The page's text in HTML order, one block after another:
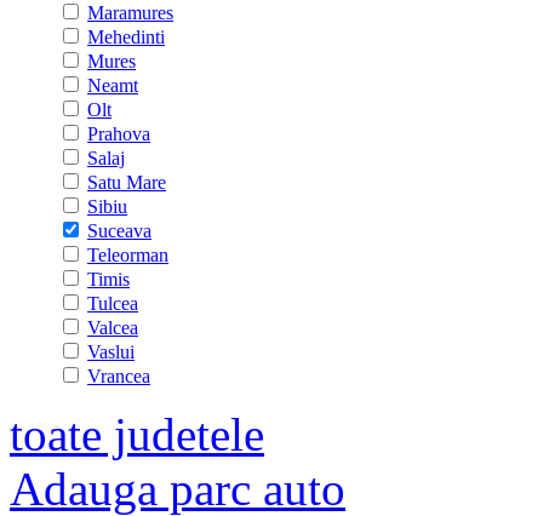
Maramures
Mehedinti
Mures
Neamt
Olt
Prahova
Salaj
Satu Mare
Sibiu
Suceava
Teleorman
Timis
Tulcea
Valcea
Vaslui
Vrancea
toate judetele
Adauga parc auto